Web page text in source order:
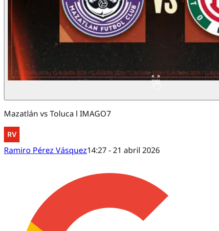
Mazatlán vs Toluca l IMAGO7
Ramiro Pérez Vásquez14:27 - 21 abril 2026